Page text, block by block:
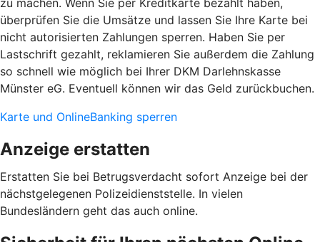
überprüfen Sie die Umsätze und lassen Sie Ihre Karte bei
nicht autorisierten Zahlungen sperren. Haben Sie per
Lastschrift gezahlt, reklamieren Sie außerdem die Zahlung
so schnell wie möglich bei Ihrer DKM Darlehnskasse
Münster eG. Eventuell können wir das Geld zurückbuchen.
Karte und OnlineBanking sperren
Anzeige erstatten
Erstatten Sie bei Betrugsverdacht sofort Anzeige bei der
nächstgelegenen Polizeidienststelle. In vielen
Bundesländern geht das auch online.